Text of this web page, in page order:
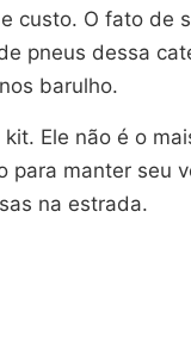
O fato de
pneus dessa
barulho.
Ele não é o
para manter seu
na estrada.